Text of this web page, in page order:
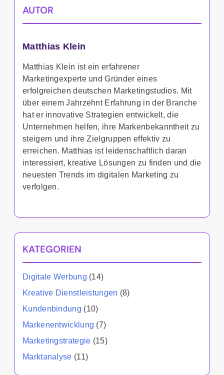
AUTOR
Matthias Klein
Matthias Klein ist ein erfahrener
Marketingexperte und Gründer eines
erfolgreichen deutschen Marketingstudios. Mit
über einem Jahrzehnt Erfahrung in der Branche
hat er innovative Strategien entwickelt, die
Unternehmen helfen, ihre Markenbekanntheit zu
steigern und ihre Zielgruppen effektiv zu
erreichen. Matthias ist leidenschaftlich daran
interessiert, kreative Lösungen zu finden und die
neuesten Trends im digitalen Marketing zu
verfolgen.
KATEGORIEN
Digitale Werbung (14)
Kreative Dienstleistungen (8)
Kundenbindung (10)
Markenentwicklung (7)
Marketingstrategie (15)
Marktanalyse (11)